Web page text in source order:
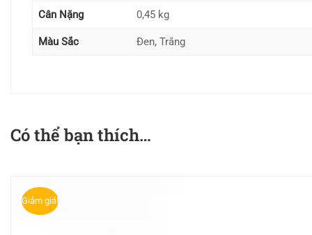
Cân Nặng 0,45 kg
Màu Sắc Đen, Trắng
Có thể bạn thích…
Giảm giá!